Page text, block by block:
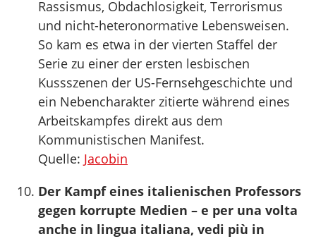
Rassismus, Obdachlosigkeit, Terrorismus
und nicht-heteronormative Lebensweisen.
So kam es etwa in der vierten Staffel der
Serie zu einer der ersten lesbischen
Kussszenen der US-Fernsehgeschichte und
ein Nebencharakter zitierte während eines
Arbeitskampfes direkt aus dem
Kommunistischen Manifest.
Quelle: Jacobin
Der Kampf eines italienischen Professors
gegen korrupte Medien – e per una volta
anche in lingua italiana, vedi più in